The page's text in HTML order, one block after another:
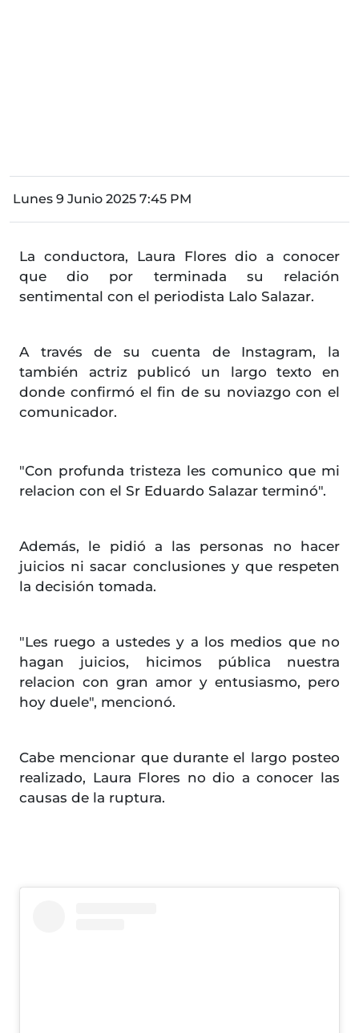
Lunes 9 Junio 2025 7:45 PM
La conductora, Laura Flores dio a conocer
que dio por terminada su relación
sentimental con el periodista Lalo Salazar.
A través de su cuenta de Instagram, la
también actriz publicó un largo texto en
donde confirmó el fin de su noviazgo con el
comunicador.
"Con profunda tristeza les comunico que mi
relacion con el Sr Eduardo Salazar terminó".
Además, le pidió a las personas no hacer
juicios ni sacar conclusiones y que respeten
la decisión tomada.
"Les ruego a ustedes y a los medios que no
hagan juicios, hicimos pública nuestra
relacion con gran amor y entusiasmo, pero
hoy duele", mencionó.
Cabe mencionar que durante el largo posteo
realizado, Laura Flores no dio a conocer las
causas de la ruptura.